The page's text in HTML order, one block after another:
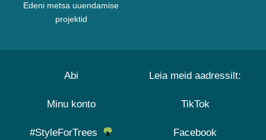
Edeni metsa uuendamise
projektid
Abi
Minu konto
#StyleForTrees
Leia meid aadressilt:
TikTok
Facebook